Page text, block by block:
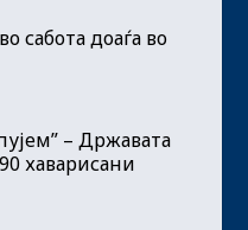
сабота доаѓа во
– Државата
хаварисани